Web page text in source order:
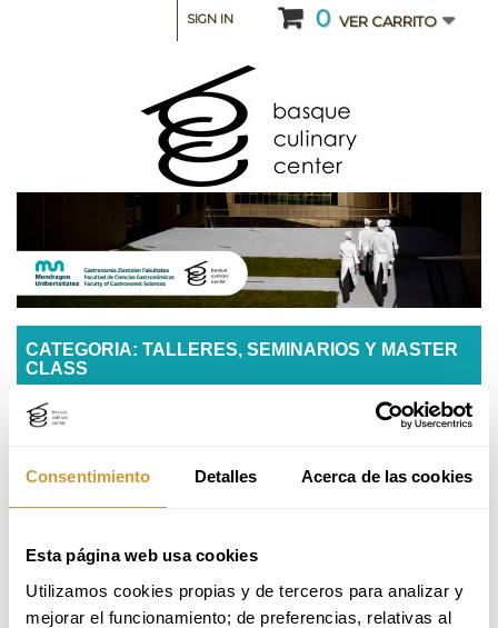
Consentimiento Detalles Acerca de las cookies
Esta página web usa cookies
Utilizamos cookies propias y de terceros para analizar y
mejorar el funcionamiento; de preferencias, relativas al
0 VER CARRITO
SIGN IN
CATEGORIA: TALLERES, SEMINARIOS Y MASTER
CLASS
Como hablar y comunicarte con la generación
Volver a Oferta Formativa